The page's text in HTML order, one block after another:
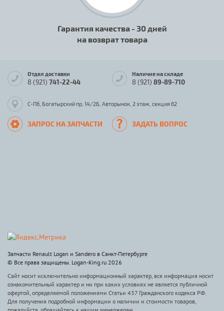
Гарантия качества - 30 дней
на возврат товара
Отдел доставки
8 (921) 741-22-44
Наличие на складе
8 (921) 89-89-710
С-Пб, Богатырский пр, 14/2Б, Авторынок, 2 этаж, секция 62
ЗАПРОС НА ЗАПЧАСТИ ЗАДАТЬ ВОПРОС
Запчасти Renault Logan и Sandero в Санкт-Петербурге
© Все права защищены. Logan-King.ru 2026
Сайт носит исключительно информационный характер, вся информация носит
ознакомительный характер и ни при каких условиях не является публичной
офертой, определяемой положениями Статьи 437 Гражданского кодекса РФ.
Для получения подробной информации о наличии и стоимости товаров,